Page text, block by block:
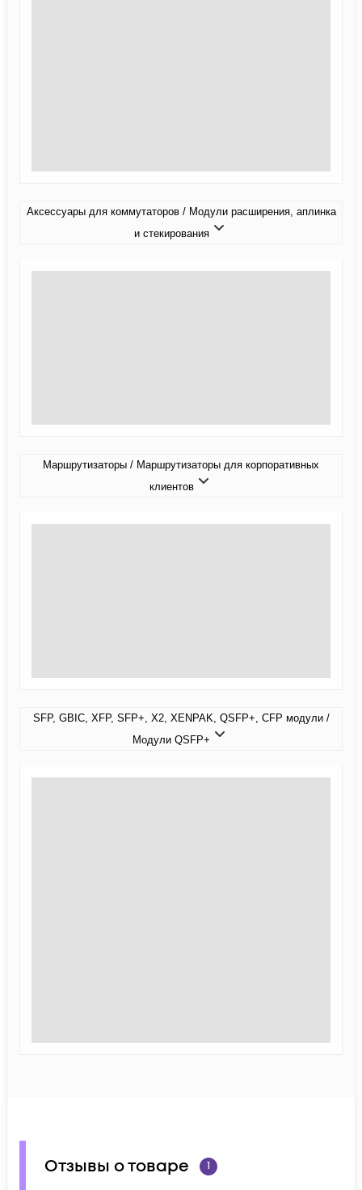
Аксессуары для коммутаторов / Модули расширения, аплинка
и стекирования
Маршрутизаторы / Маршрутизаторы для корпоративных
клиентов
SFP, GBIC, XFP, SFP+, X2, XENPAK, QSFP+, CFP модули /
Модули QSFP+
Отзывы о товаре 1